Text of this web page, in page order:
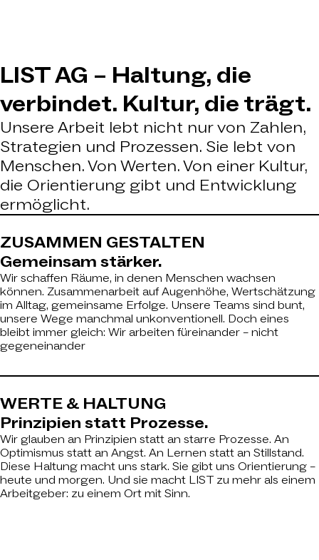
LIST AG – Haltung, die
verbindet. Kultur, die trägt.
Unsere Arbeit lebt nicht nur von Zahlen,
Strategien und Prozessen. Sie lebt von
Menschen. Von Werten. Von einer Kultur,
die Orientierung gibt und Entwicklung
ermöglicht.
ZUSAMMEN GESTALTEN
Gemeinsam stärker.
Wir schaffen Räume, in denen Menschen wachsen
können. Zusammenarbeit auf Augenhöhe, Wertschätzung
im Alltag, gemeinsame Erfolge. Unsere Teams sind bunt,
unsere Wege manchmal unkonventionell. Doch eines
bleibt immer gleich: Wir arbeiten füreinander – nicht
gegeneinander
WERTE & HALTUNG
Prinzipien statt Prozesse.
Wir glauben an Prinzipien statt an starre Prozesse. An
Optimismus statt an Angst. An Lernen statt an Stillstand.
Diese Haltung macht uns stark. Sie gibt uns Orientierung –
heute und morgen. Und sie macht LIST zu mehr als einem
Arbeitgeber: zu einem Ort mit Sinn.